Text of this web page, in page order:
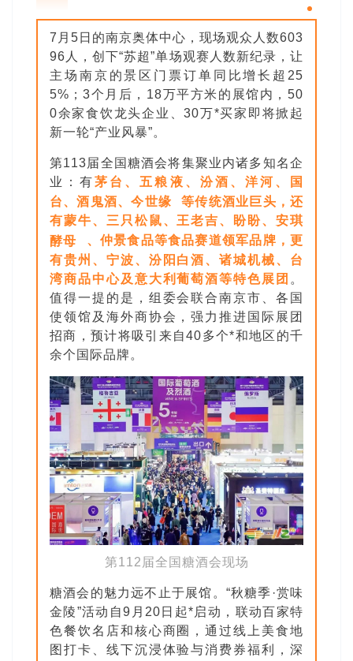
7月5日的南京奥体中心，现场观众人数603
96人，创下“苏超”单场观赛人数新纪录，让
主场南京的景区门票订单同比增长超25
5%；3个月后，18万平方米的展馆内，50
0余家食饮龙头企业、30万*买家即将掀起
新一轮“产业风暴”。
第113届全国糖酒会将集聚业内诸多知名企
业：有茅台、五粮液、汾酒、洋河、国
台、酒鬼酒、今世缘
等传统酒业巨头，还
有蒙牛、三只松鼠、王老吉、盼盼、安琪
酵母
、仲景食品等食品赛道领军品牌，更
有贵州、宁波、汾阳白酒、诸城机械、台
湾商品中心及意大利葡萄酒等特色展团 。
值得一提的是，组委会联合南京市、各国
使领馆及海外商协会，强力推进国际展团
招商，预计将吸引来自40多个*和地区的千
余个国际品牌。
第112届全国糖酒会现场
糖酒会的魅力远不止于展馆。“秋糖季·赏味
金陵”活动自9月20日起*启动，联动百家特
色餐饮名店和核心商圈，通过线上美食地
图打卡、线下沉浸体验与消费券福利，深